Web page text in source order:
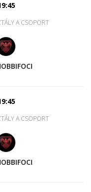
A CSOPORT
A CSOPORT